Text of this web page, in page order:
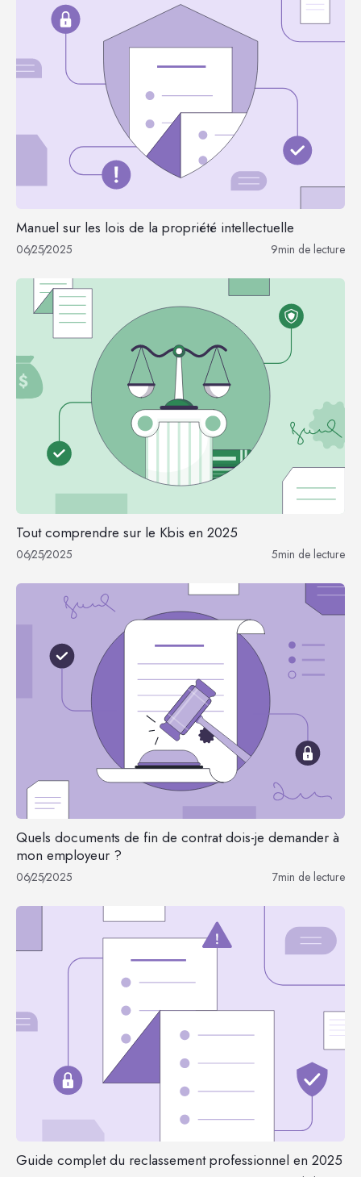
Manuel sur les lois de la propriété intellectuelle
06/25/2025 9min de lecture
Tout comprendre sur le Kbis en 2025
06/25/2025 5min de lecture
Quels documents de fin de contrat dois-je demander à
mon employeur ?
06/25/2025 7min de lecture
Guide complet du reclassement professionnel en 2025